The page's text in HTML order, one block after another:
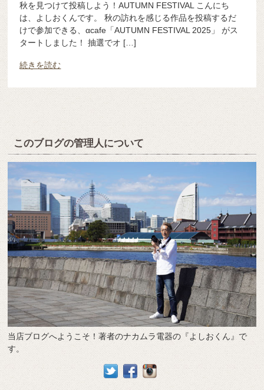
秋を見つけて投稿しよう！AUTUMN FESTIVAL こんにち
は、よしおくんです。 秋の訪れを感じる作品を投稿するだ
けで参加できる、αcafe「AUTUMN FESTIVAL 2025」 がス
タートしました！ 抽選でオ […]
続きを読む
このブログの管理人について
当店ブログへようこそ！著者のナカムラ電器の『よしおくん』で
す。